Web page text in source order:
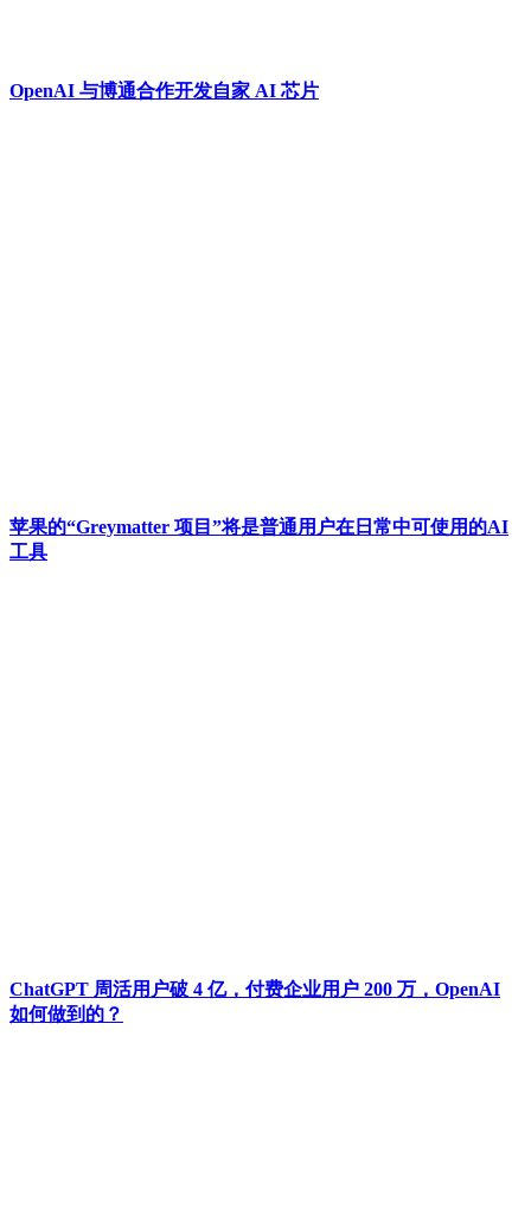
OpenAI 与博通合作开发自家 AI 芯片
苹果的“Greymatter 项目”将是普通用户在日常中可使用的AI
工具
ChatGPT 周活用户破 4 亿，付费企业用户 200 万，OpenAI
如何做到的？